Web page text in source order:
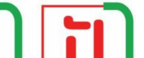
Popular